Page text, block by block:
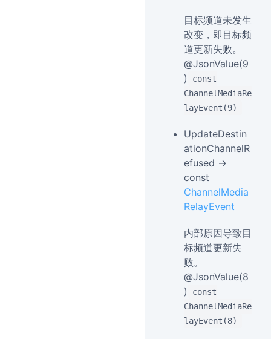
目标频道未发生
改变，即目标频
道更新失败。
@JsonValue(9
)
const
ChannelMediaRe
layEvent(9)
UpdateDestin
ationChannelR
efused →
const
ChannelMedia
RelayEvent
内部原因导致目
标频道更新失
败。
@JsonValue(8
)
const
ChannelMediaRe
layEvent(8)